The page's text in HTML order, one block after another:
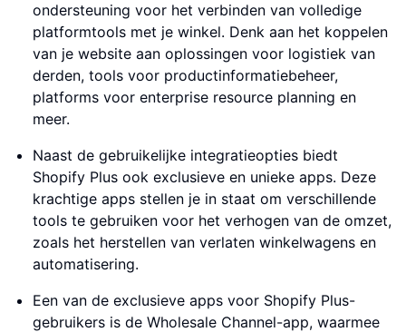
ondersteuning voor het verbinden van volledige
platformtools met je winkel. Denk aan het koppelen
van je website aan oplossingen voor logistiek van
derden, tools voor productinformatiebeheer,
platforms voor enterprise resource planning en
meer.
Naast de gebruikelijke integratieopties biedt
Shopify Plus ook exclusieve en unieke apps. Deze
krachtige apps stellen je in staat om verschillende
tools te gebruiken voor het verhogen van de omzet,
zoals het herstellen van verlaten winkelwagens en
automatisering.
Een van de exclusieve apps voor Shopify Plus-
gebruikers is de Wholesale Channel-app, waarmee